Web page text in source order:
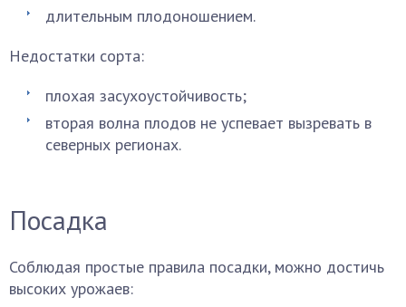
длительным плодоношением.
Недостатки сорта:
плохая засухоустойчивость;
вторая волна плодов не успевает вызревать в
северных регионах.
Посадка
Соблюдая простые правила посадки, можно достичь
высоких урожаев: